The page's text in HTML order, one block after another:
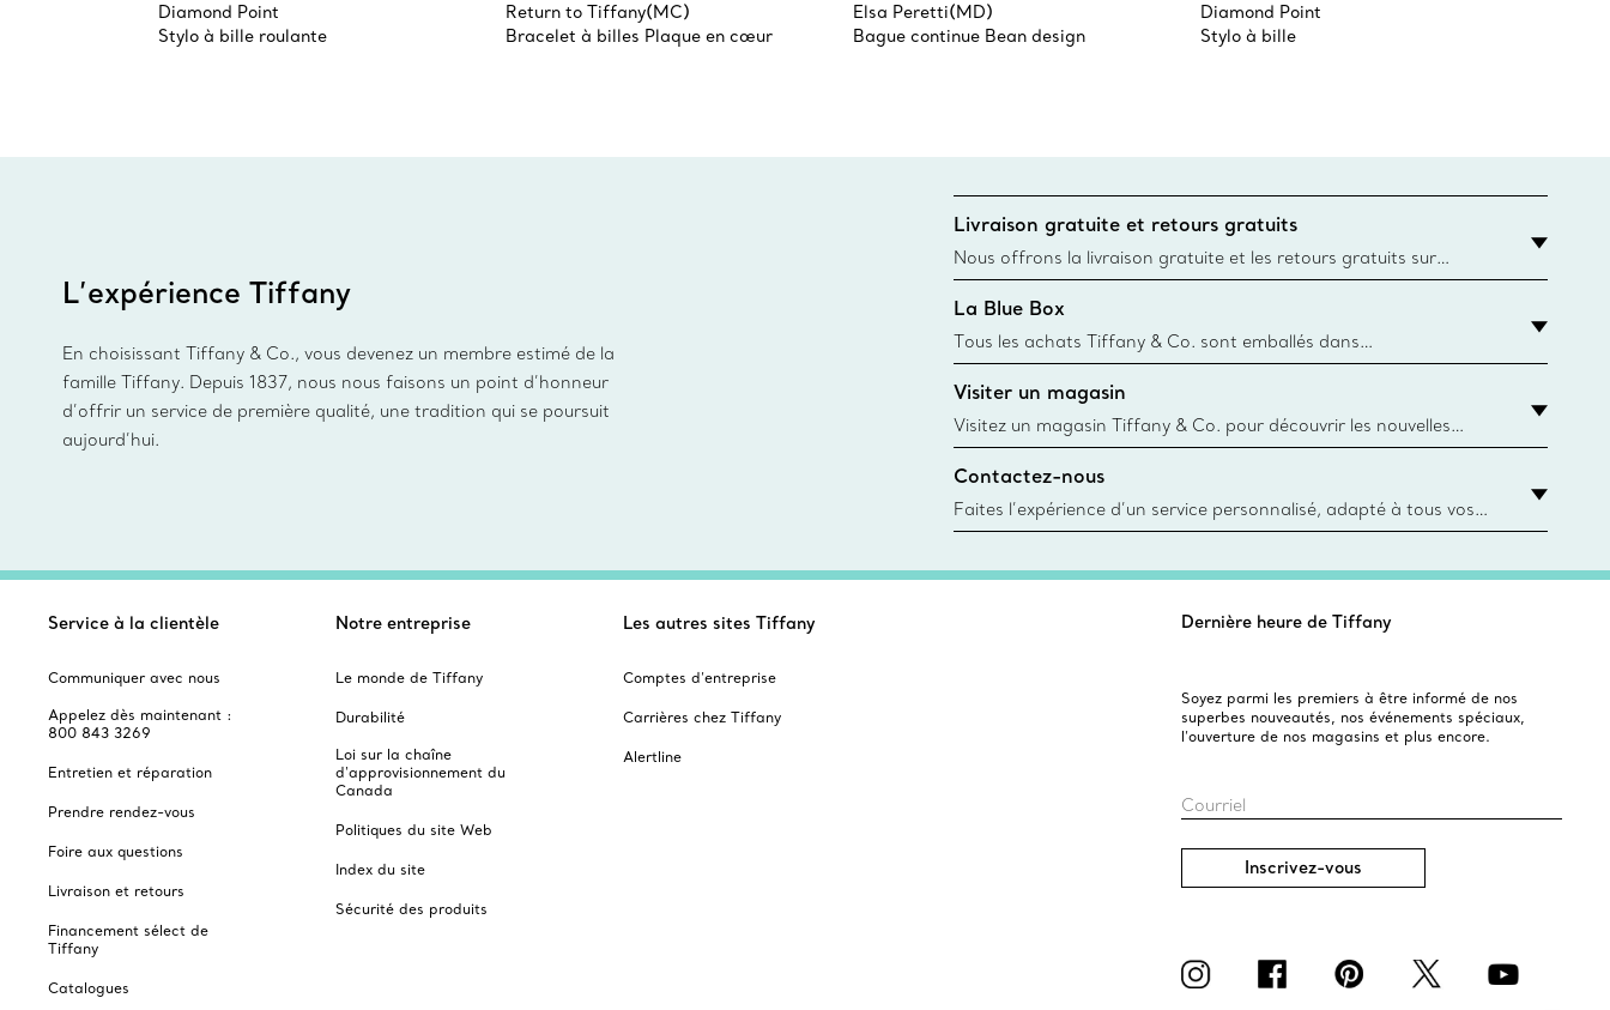
Diamond Point
Stylo à bille roulante
Return to Tiffany(MC)
Bracelet à billes Plaque en cœur
Elsa Peretti(MD)
Bague continue Bean design
Diamond Point
Stylo à bille
L’expérience Tiffany
En choisissant Tiffany & Co., vous devenez un membre estimé de la
famille Tiffany. Depuis 1837, nous nous faisons un point d’honneur
d’offrir un service de première qualité, une tradition qui se poursuit
aujourd’hui.
Livraison gratuite et retours gratuits
Nous offrons la livraison gratuite et les retours gratuits sur
toutes les commandes Tiffany & Co. passées sur le site Web
canadien et dont la destination est l’adresse d’un particulier.
La Blue Box
Tous les achats Tiffany & Co. sont emballés dans
une Tiffany Blue Box. Bien que l'histoire de cet emballage célèbre
remonte à 1886, toutes les Blue Box et sacs sont aujourd'hui
fabriqués à partir de papier provenant de sources durables et de
matières
Visiter un magasin
Visitez un magasin Tiffany & Co. pour découvrir les nouvelles
créations, les collections emblématiques et bien plus encore.
Trouver le magasin le plus près
Contactez-nous
Faites l’expérience d’un service personnalisé, adapté à tous vos
besoins par les conseillers à la clientèle Tiffany & Co. Que ce soit
Service à la clientèle
Communiquer avec nous
Appelez dès maintenant :
800 843 3269
Entretien et réparation
Prendre rendez-vous
Foire aux questions
Livraison et retours
Financement sélect de
Tiffany
Catalogues
Notre entreprise
Le monde de Tiffany
Durabilité
Loi sur la chaîne
d'approvisionnement du
Canada
Politiques du site Web
Index du site
Sécurité des produits
Les autres sites Tiffany
Comptes d’entreprise
Carrières chez Tiffany
Alertline
Dernière heure de Tiffany
Soyez parmi les premiers à être informé de nos
superbes nouveautés, nos événements spéciaux,
l’ouverture de nos magasins et plus encore.
Courriel
Inscrivez-vous